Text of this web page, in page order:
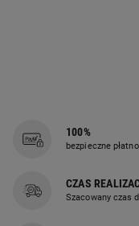
100%
bezpieczne
CZAS
Szacowany czas